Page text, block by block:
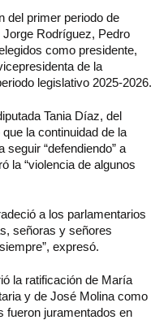
del primer periodo de
Rodríguez, Pedro
como presidente,
de la
legislativo 2025-2026.
Tania Díaz, del
la continuidad de la
“defendiendo” a
la “violencia de algunos
a los parlamentarios
señoras y señores
expresó.
la ratificación de María
y de José Molina como
fueron juramentados en